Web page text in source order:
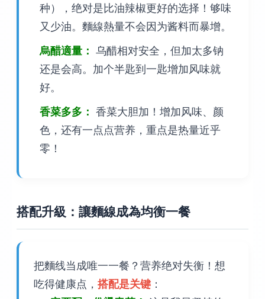
种），绝对是比油辣椒更好的选择！够味
又少油。麵線熱量不会因为酱料而暴增。
烏醋適量： 乌醋相对安全，但加太多钠
还是会高。加个半匙到一匙增加风味就
好。
香菜多多： 香菜大胆加！增加风味、颜
色，还有一点点营养，重点是热量近乎
零！
搭配升級：讓麵線成為均衡一餐
把麵线当成唯一一餐？营养绝对失衡！想
吃得健康点， 搭配是关键 ：